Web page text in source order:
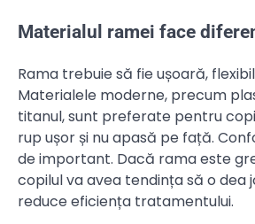
Materialul ramei face
Rama trebuie să fie ușoară,
Materialele moderne, precum
titanul, sunt preferate pentru
rup ușor și nu apasă pe față.
de important. Dacă rama este
copilul va avea tendința să o dea
reduce eficiența tratamentului.